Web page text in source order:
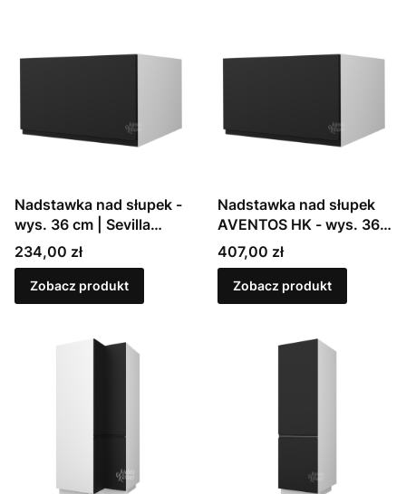
Nadstawka nad słupek -
wys. 36 cm | Sevilla
(W6B)
Cena
234,00 zł
Zobacz produkt
Nadstawka nad słupek
AVENTOS HK - wys. 36
cm | Sevilla (W6B)
Cena
407,00 zł
Zobacz produkt